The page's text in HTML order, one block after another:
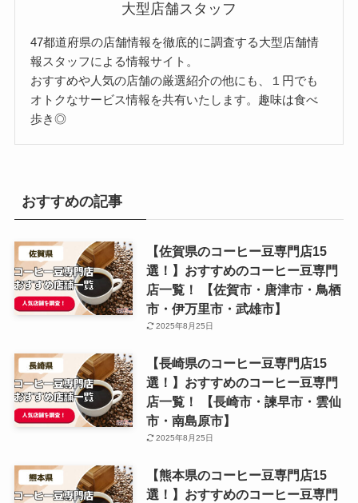
大型店舗スタッフ
47都道府県の店舗情報を徹底的に調査する大型店舗情
報スタッフによる情報サイト。
おすすめや人気の店舗の厳選紹介の他にも、１円でも
オトクなサービス情報を共有いたします。趣味は食べ
歩き◎
おすすめの記事
【佐賀県のコーヒー豆専門店15
選！】おすすめのコーヒー豆専門
店一覧！ 【佐賀市・唐津市・鳥栖
市・伊万里市・武雄市】
2025年8月25日
【長崎県のコーヒー豆専門店15
選！】おすすめのコーヒー豆専門
店一覧！ 【長崎市・諫早市・雲仙
市・南島原市】
2025年8月25日
【熊本県のコーヒー豆専門店15
選！】おすすめのコーヒー豆専門